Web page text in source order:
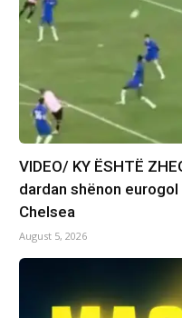
VIDEO/ KY ËSHTË
dardan shënon
Chelsea
August 5, 2026